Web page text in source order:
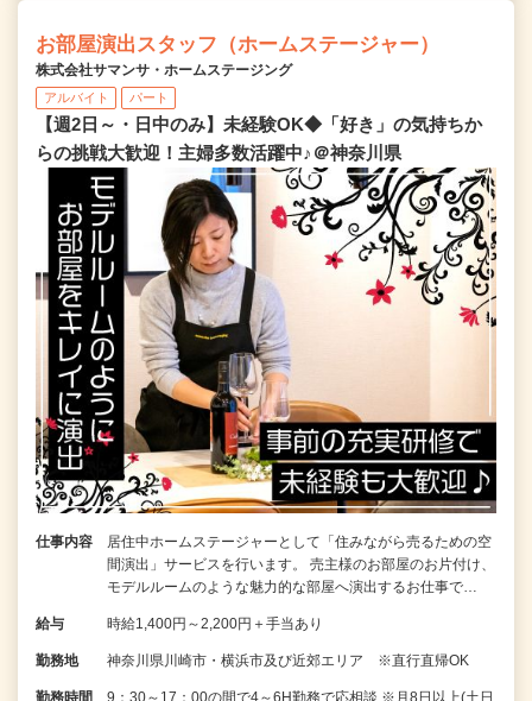
お部屋演出スタッフ（ホームステージャー）
株式会社サマンサ・ホームステージング
アルバイト パート
【週2日～・日中のみ】未経験OK◆「好き」の気持ちか
らの挑戦大歓迎！主婦多数活躍中♪＠神奈川県
仕事内容
居住中ホームステージャーとして「住みながら売るための空
間演出」サービスを行います。 売主様のお部屋のお片付け、
モデルルームのような魅力的な部屋へ演出するお仕事で…
給与 時給1,400円～2,200円＋手当あり
勤務地 神奈川県川崎市・横浜市及び近郊エリア ※直行直帰OK